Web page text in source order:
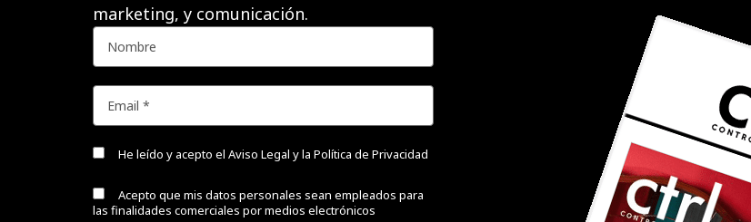
marketing, y comunicación.
He leído y acepto el Aviso Legal y la Política de Privacidad
Acepto que mis datos personales sean empleados para
las finalidades comerciales por medios electrónicos